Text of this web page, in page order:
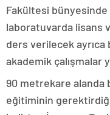
Fakültesi
laboratuvarda lisans
ders verilecek ayrıca
akademik çalışmalar
90 metrekare alanda
eğitiminin